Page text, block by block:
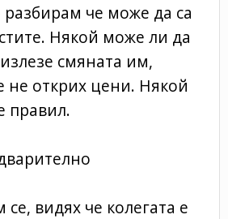
че може да са
Някой може ли да
смяната им,
не открих цени. Някой
правил.
видях че колегата е